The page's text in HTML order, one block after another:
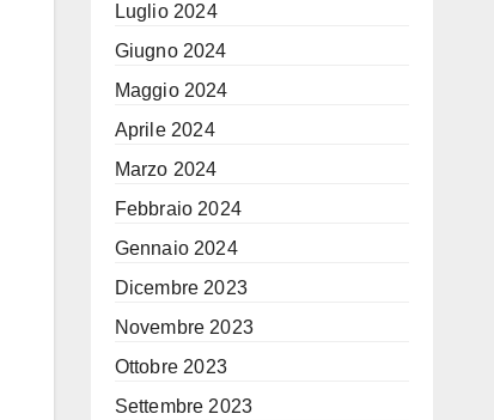
Luglio 2024
Giugno 2024
Maggio 2024
Aprile 2024
Marzo 2024
Febbraio 2024
Gennaio 2024
Dicembre 2023
Novembre 2023
Ottobre 2023
Settembre 2023